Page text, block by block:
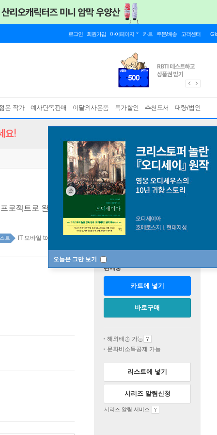
로그인 회원가입 마이페이지 카트 주문/배송 고객센터
은 작가 예사단독판매 이달의사은품 특가할인 추천도서 대량/법인
오늘은 그만 보기
요!
로젝트로 완성한다!
트 IT 모바일 top20 4주
판매중
카트에 넣기
바로구매
해외배송 가능
문화비소득공제 가능
리스트에 넣기
시리즈 알림신청
시리즈 알림 서비스